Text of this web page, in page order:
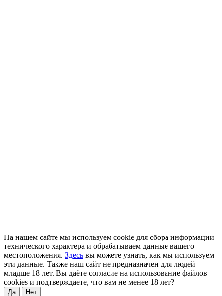
На нашем сайте мы используем cookie для сбора информации
технического характера и обрабатываем данные вашего
местоположения. Здесь вы можете узнать, как мы используем
эти данные. Также наш сайт не предназначен для людей
младше 18 лет. Вы даёте согласие на использование файлов
cookies и подтверждаете, что вам не менее 18 лет?
Да Нет